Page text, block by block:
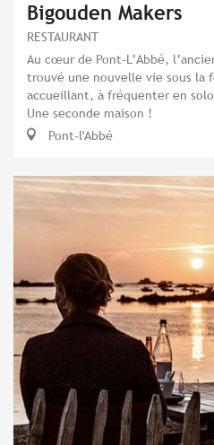
Bigouden Makers
RESTAURANT
Au cœur de Pont-L’Abbé,
trouvé une nouvelle vie sous la
accueillant, à fréquenter en
Une seconde maison !
Pont-l'Abbé